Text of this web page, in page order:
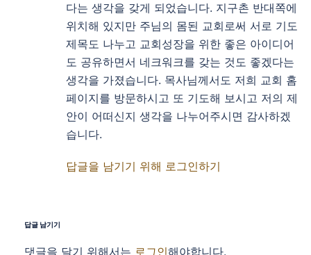
다는 생각을 갖게 되었습니다. 지구촌 반대쪽에
위치해 있지만 주님의 몸된 교회로써 서로 기도
제목도 나누고 교회성장을 위한 좋은 아이디어
도 공유하면서 네크워크를 갖는 것도 좋겠다는
생각을 가졌습니다. 목사님께서도 저희 교회 홈
페이지를 방문하시고 또 기도해 보시고 저의 제
안이 어떠신지 생각을 나누어주시면 감사하겠
습니다.
답글을 남기기 위해 로그인하기
답글 남기기
댓글을 달기 위해서는 로그인해야합니다.